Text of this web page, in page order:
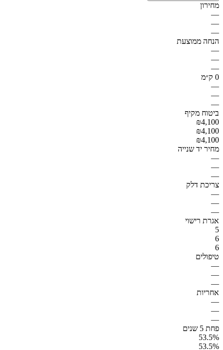
מחירון
—
—
—
הנחה ממוצעת
—
—
—
0 ק״מ
—
—
—
ביטוח מקיף
₪4,100
₪4,100
₪4,100
מחיר יד שנייה
—
—
—
צריכת דלק
—
—
—
אגרת רישוי
5
6
6
טיפולים
—
—
—
אחריות
—
—
—
פחת 5 שנים
53.5%
53.5%